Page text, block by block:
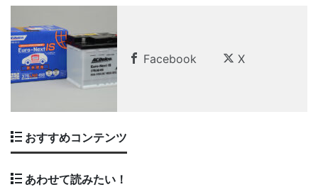
Facebook X
おすすめコンテンツ
あわせて読みたい！